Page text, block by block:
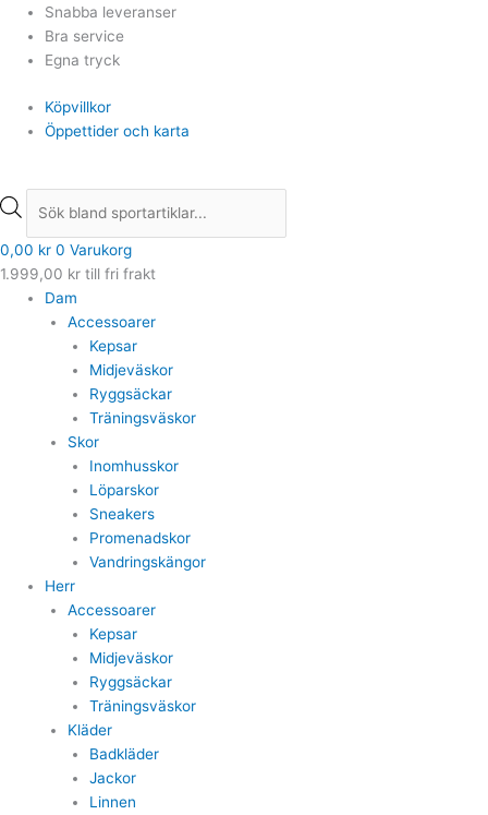
Hoppa
innehåll
Snabba leveranser
Bra service
Egna tryck
Köpvillkor
Öppettider och karta
Products
search
0,00 kr 0 Varukorg
1.999,00 kr till fri frakt
Dam
Accessoarer
Kepsar
Midjeväskor
Ryggsäckar
Träningsväskor
Skor
Inomhusskor
Löparskor
Sneakers
Promenadskor
Vandringskängor
Herr
Accessoarer
Kepsar
Midjeväskor
Ryggsäckar
Träningsväskor
Kläder
Badkläder
Jackor
Linnen
Products
search